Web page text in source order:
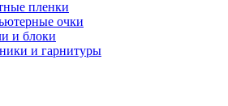
пленки
очки
и блоки
и гарнитуры